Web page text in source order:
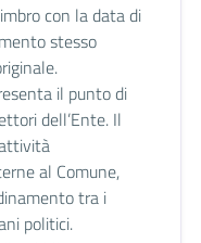
con la data di
stesso
il punto di
dell’Ente. Il
al Comune,
tra i
politici.